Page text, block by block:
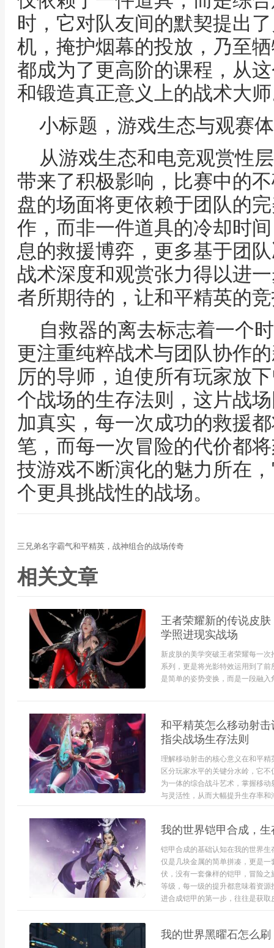
时，它对队友间的默契提出
机，掩护烟幕的投放，乃至
都成为了更高阶的课程，从
和锻造真正意义上的战术大
小标题，游戏生态与观赛
从游戏生态和电竞观赏性
带来了积极影响，比赛中的
盘的场面将更依赖于团队的
作，而非一件道具的冷却时
息的救援博弈，更多基于团
战术深度和观赏张力得以进
者所期待的，让和平精英的
自救器的离去标志着一个
更注重纯粹战术与团队协作
厉的导师，迫使所有玩家放
个战场的生存法则，这片战
加真实，每一次成功的救援
笔，而每一次冒险的代价都
技游戏不断演化的魅力所在
个更具挑战性的战场。
三兄弟名字霸气和平精英，战神组合的战场传奇
相关文章
王者荣耀新的传说皮
学照进现实战场
新皮肤的美学突破王者荣耀每一
系列，更是将光影特效运用到了
是简单的姿势变换，而是一段融
和平精英怎么移动射
指尖战场生存法则
理解移动射击的核心意义在和平
区分玩家水平的关键分水岭，它
为一体的综合战斗艺术，掌握移
与灵活性，从而大幅提升生存率
我的世界铠甲合成，
铠甲合成的基础认知在我的世界
仅是几块金属的简单拼凑，更是
伏，没有一套像样的铠甲，冒险
等级，每一级的提升都意味着资
进合成铠甲的第一步，往往是获
我的世界黑曜石怎么